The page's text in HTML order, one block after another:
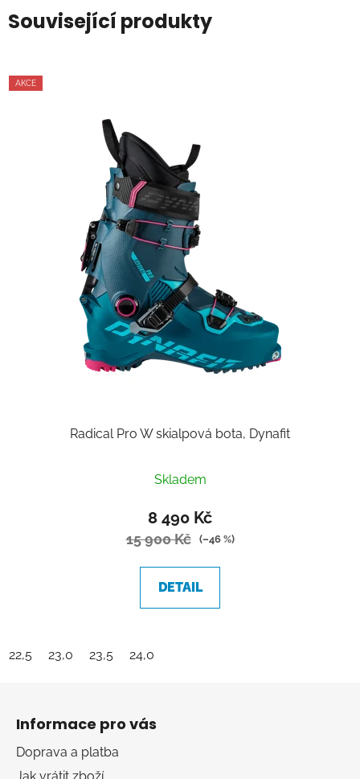
Související produkty
AKCE
Radical Pro W skialpová bota, Dynafit
hodnocení
produktu
je
5
Skladem
8 490 Kč
15 900 Kč (–46 %)
DETAIL
22,5 23,0 23,5 24,0
Informace pro vás
Doprava a platba